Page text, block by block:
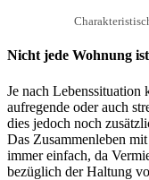
Nicht jede Wohnung
Je nach Lebenssituation
aufregende oder auch
dies jedoch noch
Das Zusammenleben
immer einfach, da
bezüglich der Haltung